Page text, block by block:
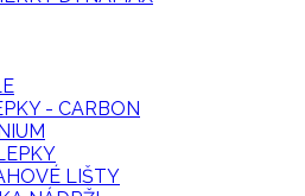
- CARBON
LIŠTY